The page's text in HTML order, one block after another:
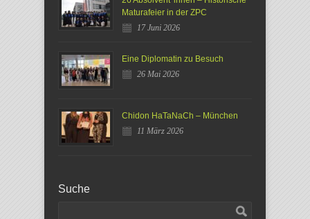
Maturafeier in der ZPC
17 Juni 2026
Eine Diplomatin zu Besuch
26 Mai 2026
Chidon HaTaNaCh – München
11 März 2026
Suche